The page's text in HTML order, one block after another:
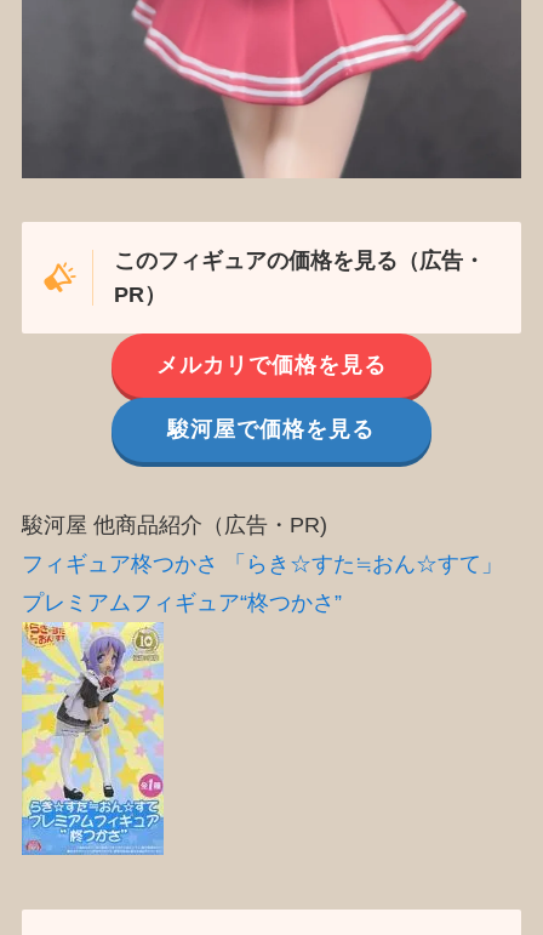
このフィギュアの価格を見る（広告・
PR）
メルカリで価格を見る
駿河屋で価格を見る
駿河屋 他商品紹介（広告・PR)
フィギュア柊つかさ 「らき☆すた≒おん☆すて」
プレミアムフィギュア“柊つかさ”